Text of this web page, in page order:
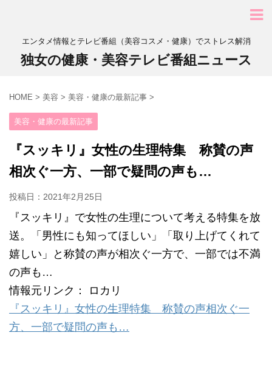
エンタメ情報とテレビ番組（美容コスメ・健康）でストレス解消
独女の健康・美容テレビ番組ニュース
HOME > 美容 > 美容・健康の最新記事 >
美容・健康の最新記事
『スッキリ』女性の生理特集 称賛の声
相次ぐ一方、一部で疑問の声も…
投稿日： 2021年2月25日
『スッキリ』で女性の生理について考える特集を放
送。「男性にも知ってほしい」「取り上げてくれて
嬉しい」と称賛の声が相次ぐ一方で、一部では不満
の声も…
情報元リンク： ロカリ
『スッキリ』女性の生理特集 称賛の声相次ぐ一
方、一部で疑問の声も…